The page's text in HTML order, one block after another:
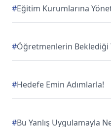
#Eğitim Kurumlarına
#Öğretmenlerin Beklediği
#Hedefe Emin Adımlarla!
#Bu Yanlış Uygulamayla